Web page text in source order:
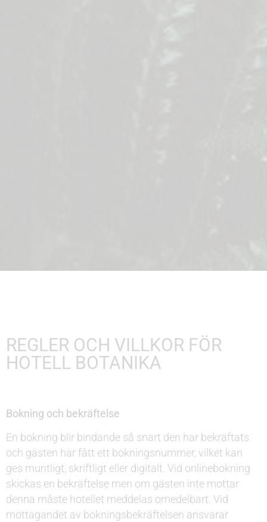
REGLER OCH VILLKOR FÖR
HOTELL BOTANIKA
Bokning och bekräftelse
En bokning blir bindande så snart den har bekräftats
och gästen har fått ett bokningsnummer, vilket kan
ges muntligt, skriftligt eller digitalt. Vid onlinebokning
skickas en bekräftelse men om gästen inte mottar
denna måste hotellet meddelas omedelbart. Vid
mottagandet av bokningsbekräftelsen ansvarar